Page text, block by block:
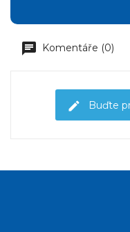
Komentáře (0)
Buďte